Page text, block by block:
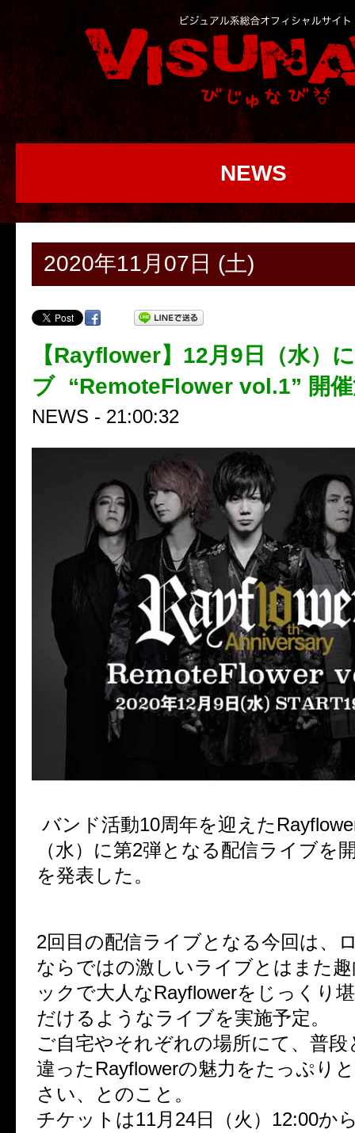
NEWS
2020年11月07日 (土)
【Rayflower】12月9日（水）
ブ “RemoteFlower vol.1” 開
NEWS - 21:00:32
バンド活動10周年を迎えた
（水）に第2弾となる配信ライブを
を発表した。
2回目の配信ライブとなる今回は、
ならではの激しいライブとはまた
ックで大人なRayflowerをじっくり
だけるようなライブを実施予定。
ご自宅やそれぞれの場所にて、普
違ったRayflowerの魅力をたっぷり
さい、とのこと。
チケットは11月24日（火）12:00か